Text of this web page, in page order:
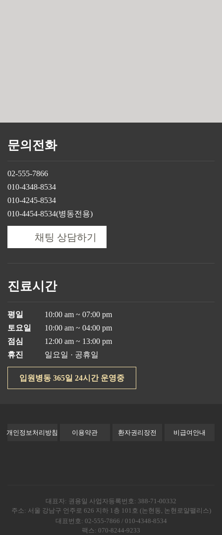
문의전화
02-555-7866
010-4348-8534
010-4245-8534
010-4454-8534(병동전용)
채팅 상담하기
진료시간
평일
10:00 am ~ 07:00 pm
토요일
10:00 am ~ 04:00 pm
점심
12:00 am ~ 13:00 pm
휴진
일요일 · 공휴일
입원병동 365일 24시간 운영중
개인정보처리방침 이용약관 환자권리장전 비급여안내
대표자: 권용일 사업자등록번호: 388-71-00332
주소: 서울 강남구 언주로 626 지하 1층 101호 (논현동, 논현로얄팰리스)
대표번호: 02-555-7866 / 010-4348-8534
팩스: 070-8244-9233